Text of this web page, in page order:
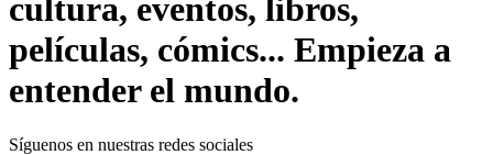
cultura, eventos, libros,
películas, cómics... Empieza a
entender el mundo.
Síguenos en nuestras redes sociales